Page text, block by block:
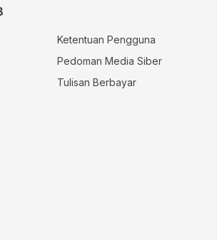
Ketentuan Pengguna
Pedoman Media Siber
Tulisan Berbayar